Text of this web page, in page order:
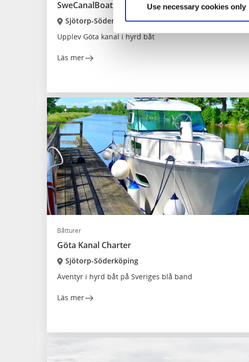
Use necessary cookies only
SweCanalBoats
Sjötorp-Söderköping
Upplev Göta kanal i hyrd båt
Läs mer
Båtturer
Göta Kanal Charter
Sjötorp-Söderköping
Äventyr i hyrd båt på Sveriges blå band
Läs mer